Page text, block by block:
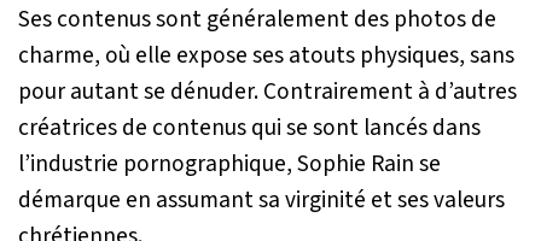
Ses contenus sont généralement des photos de
charme, où elle expose ses atouts physiques, sans
pour autant se dénuder. Contrairement à d’autres
créatrices de contenus qui se sont lancés dans
l’industrie pornographique, Sophie Rain se
démarque en assumant sa virginité et ses valeurs